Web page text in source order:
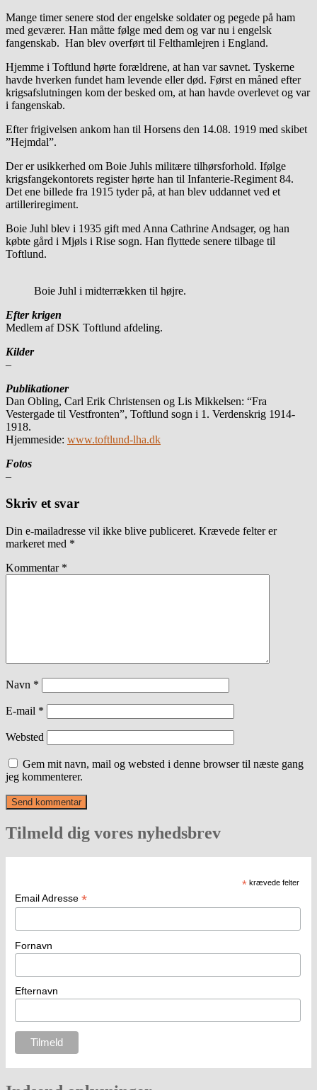
Mange timer senere stod der engelske soldater og pegede på ham
med geværer. Han måtte følge med dem og var nu i engelsk
fangenskab. Han blev overført til Felthamlejren i England.
Hjemme i Toftlund hørte forældrene, at han var savnet. Tyskerne
havde hverken fundet ham levende eller død. Først en måned efter
krigsafslutningen kom der besked om, at han havde overlevet og var
i fangenskab.
Efter frigivelsen ankom han til Horsens den 14.08. 1919 med skibet
”Hejmdal”.
Der er usikkerhed om Boie Juhls militære tilhørsforhold. Ifølge
krigsfangekontorets register hørte han til Infanterie-Regiment 84.
Det ene billede fra 1915 tyder på, at han blev uddannet ved et
artilleriregiment.
Boie Juhl blev i 1935 gift med Anna Cathrine Andsager, og han
købte gård i Mjøls i Rise sogn. Han flyttede senere tilbage til
Toftlund.
Boie Juhl i midterrækken til højre.
Efter krigen
Medlem af DSK Toftlund afdeling.
Kilder
–
Publikationer
Dan Obling, Carl Erik Christensen og Lis Mikkelsen: “Fra
Vestergade til Vestfronten”, Toftlund sogn i 1. Verdenskrig 1914-
1918.
Hjemmeside: www.toftlund-lha.dk
Fotos
–
Skriv et svar
Din e-mailadresse vil ikke blive publiceret. Krævede felter er
markeret med *
Kommentar *
Navn *
E-mail *
Websted
Gem mit navn, mail og websted i denne browser til næste gang
jeg kommenterer.
Tilmeld dig vores nyhedsbrev
* krævede felter
Email Adresse *
Fornavn
Efternavn